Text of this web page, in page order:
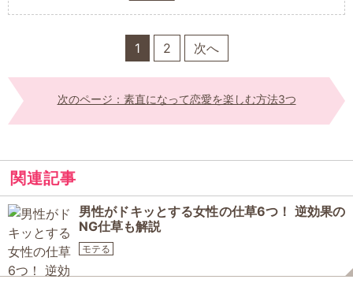
1 2 次へ
次のページ：素直になって恋愛を楽しむ方法3つ
関連記事
男性がドキッとする女性の仕草6つ！ 逆効果の
NG仕草も解説
モテる